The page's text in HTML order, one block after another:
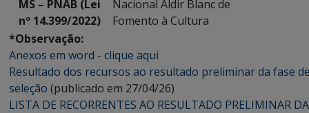
MS – PNAB (Lei
nº 14.399/2022)
Nacional Aldir Blanc de
Fomento à Cultura
*Observação:
Anexos em word - clique aqui
Resultado dos recursos ao resultado preliminar da fase
seleção (publicado em 27/04/26)
LISTA DE RECORRENTES AO RESULTADO PRELIMINAR DA